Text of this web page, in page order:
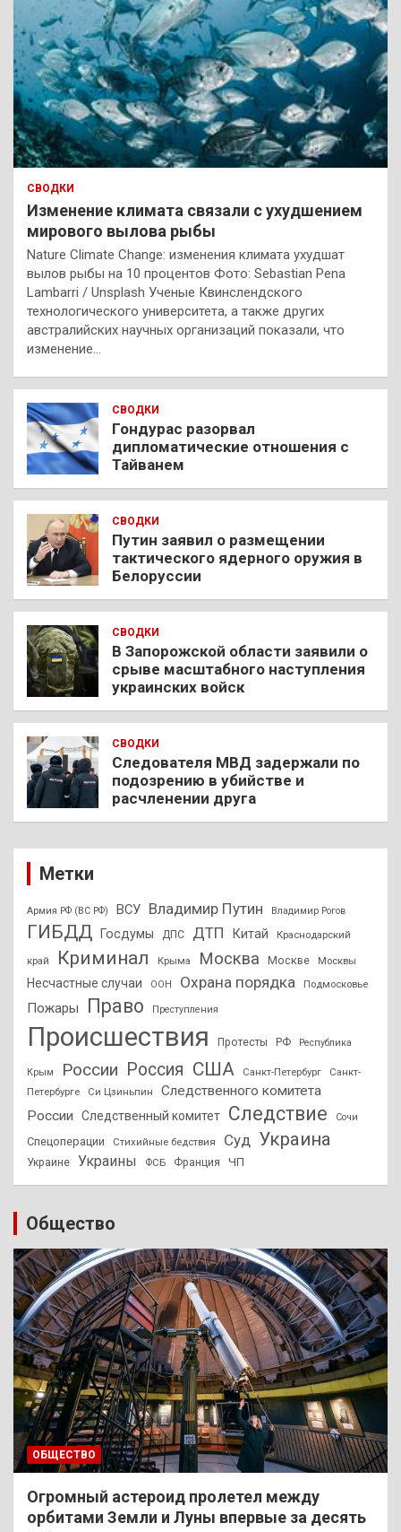
СВОДКИ
Изменение климата связали с ухудшением
мирового вылова рыбы
Nature Climate Change: изменения климата ухудшат
вылов рыбы на 10 процентов Фото: Sebastian Pena
Lambarri / Unsplash Ученые Квинслендского
технологического университета, а также других
австралийских научных организаций показали, что
изменение…
СВОДКИ
Гондурас разорвал
дипломатические отношения с
Тайванем
СВОДКИ
Путин заявил о размещении
тактического ядерного оружия в
Белоруссии
СВОДКИ
В Запорожской области заявили о
срыве масштабного наступления
украинских войск
СВОДКИ
Следователя МВД задержали по
подозрению в убийстве и
расчленении друга
Метки
Армия РФ (ВС РФ) ВСУ Владимир Путин Владимир Рогов
ГИБДД Госдумы ДПС ДТП Китай Краснодарский
край Криминал Крыма Москва Москве Москвы
Несчастные случаи ООН Охрана порядка Подмосковье
Пожары Право Преступления
Происшествия Протесты РФ Республика
Крым России Россия США Санкт-Петербург
Санкт-
Петербурге
Си Цзиньпин
Следственного комитета
России
Следственный комитет Следствие Сочи
Спецоперации Стихийные бедствия Суд Украина
Украине Украины ФСБ Франция ЧП
Общество
ОБЩЕСТВО
Огромный астероид пролетел между
орбитами Земли и Луны впервые за десять